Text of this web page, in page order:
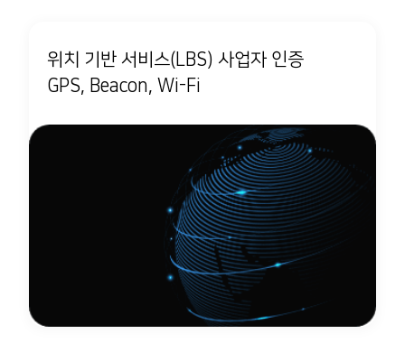
위치 기반 서비스(LBS) 사업자 인증
GPS, Beacon, Wi-Fi